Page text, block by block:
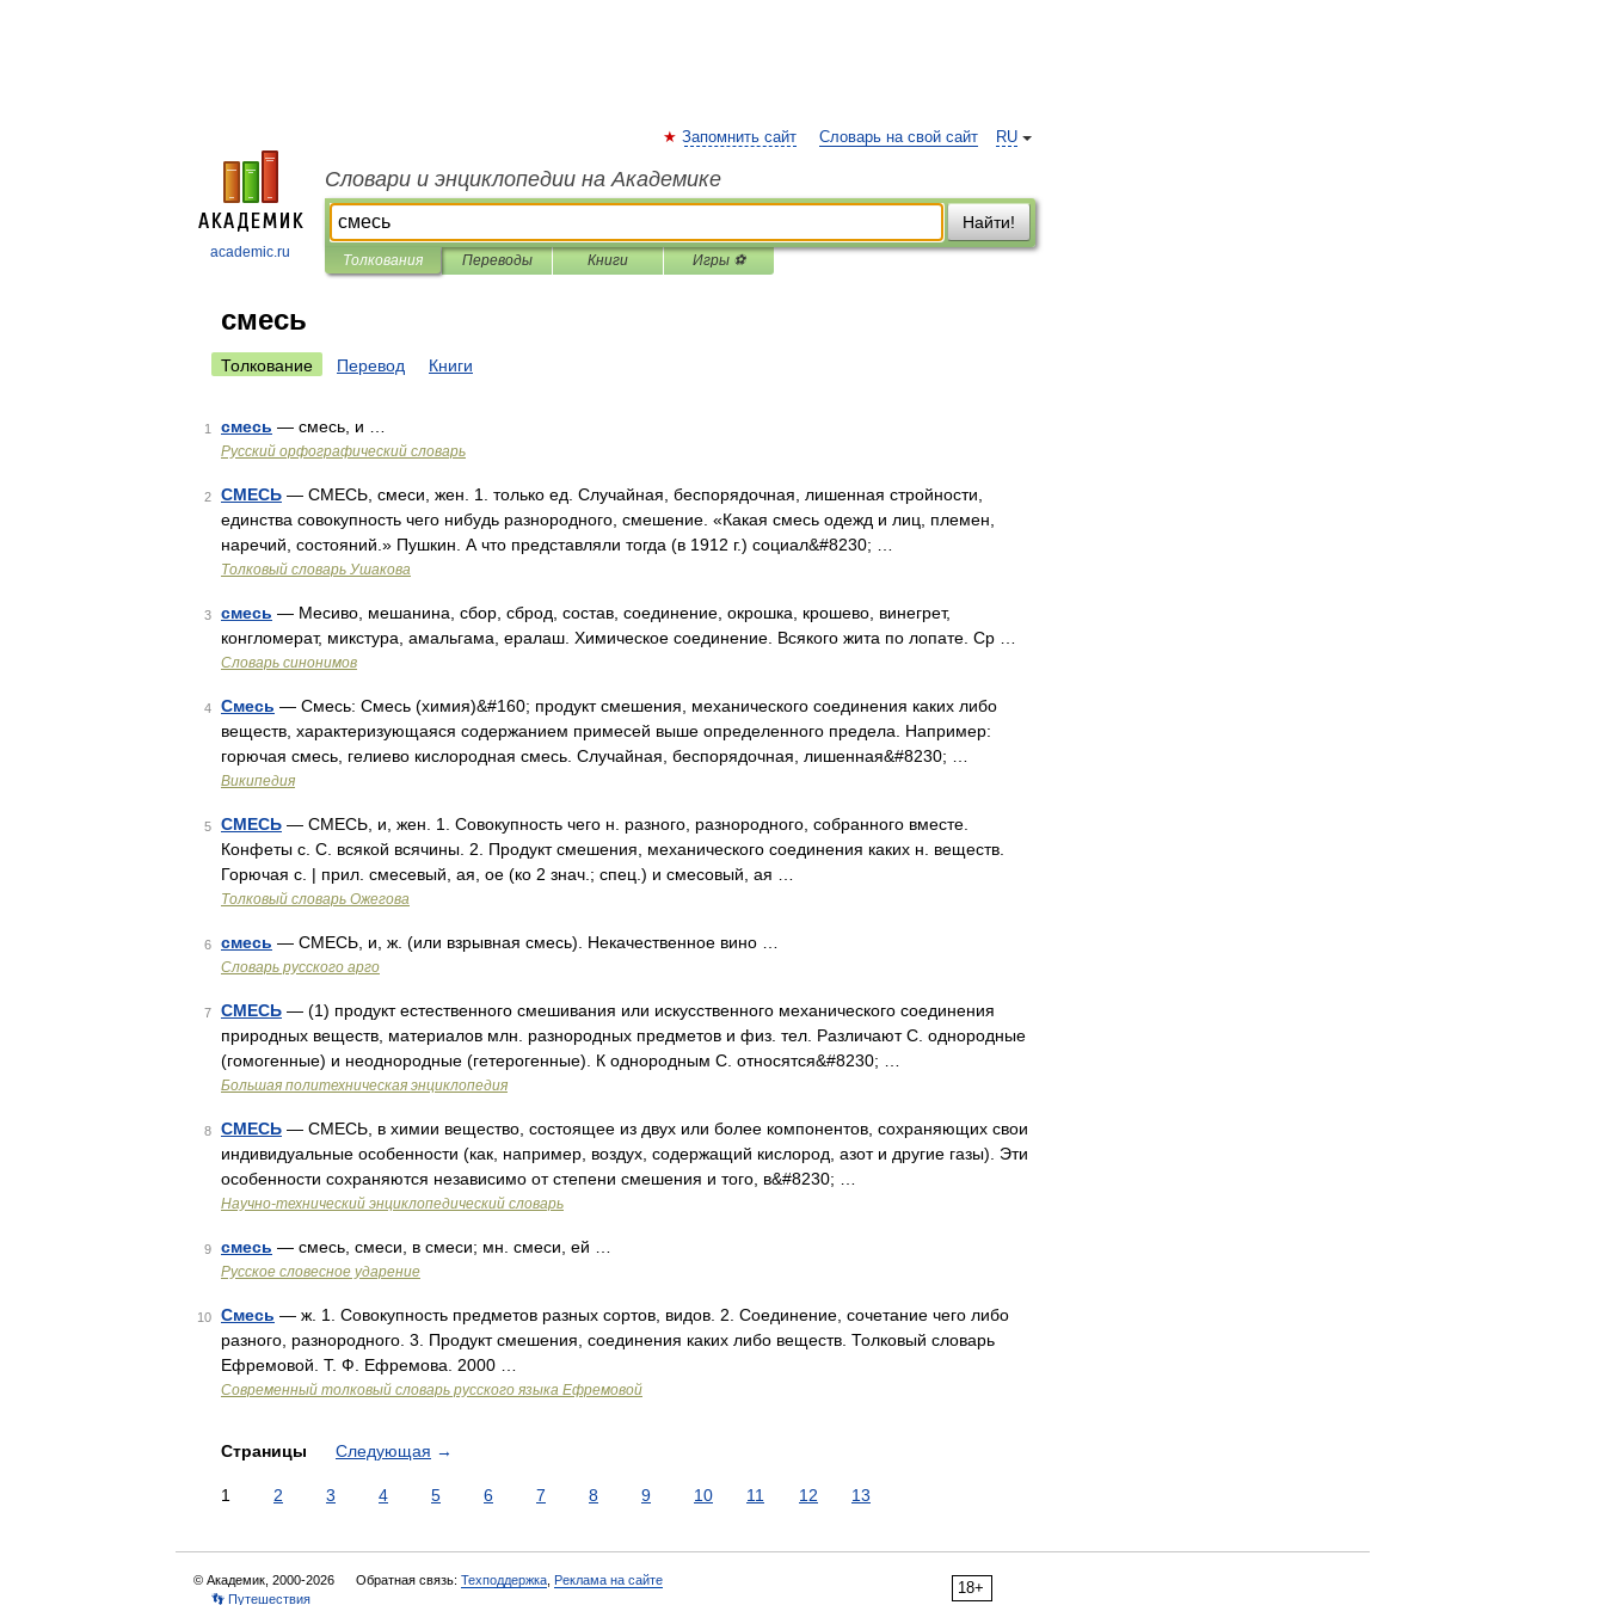
academic.ru
RU
Запомнить сайт Словарь на свой сайт
Словари и энциклопедии на Академике
Найти!
Толкования Переводы Книги Игры ⚽
смесь
Толкование Перевод Книги
1 смесь — смесь, и …
Русский орфографический словарь
2 СМЕСЬ — СМЕСЬ, смеси, жен. 1. только ед. Случайная, беспорядочная, лишенная стройности,
единства совокупность чего нибудь разнородного, смешение. «Какая смесь одежд и лиц, племен,
наречий, состояний.» Пушкин. А что представляли тогда (в 1912 г.) социал&#8230; …
Толковый словарь Ушакова
3 смесь — Месиво, мешанина, сбор, сброд, состав, соединение, окрошка, крошево, винегрет,
конгломерат, микстура, амальгама, ералаш. Химическое соединение. Всякого жита по лопате. Ср …
Словарь синонимов
4 Смесь — Смесь: Смесь (химия)&#160; продукт смешения, механического соединения каких либо
веществ, характеризующаяся содержанием примесей выше определенного предела. Например:
горючая смесь, гелиево кислородная смесь. Случайная, беспорядочная, лишенная&#8230; …
Википедия
5 СМЕСЬ — СМЕСЬ, и, жен. 1. Совокупность чего н. разного, разнородного, собранного вместе.
Конфеты с. С. всякой всячины. 2. Продукт смешения, механического соединения каких н. веществ.
Горючая с. | прил. смесевый, ая, ое (ко 2 знач.; спец.) и смесовый, ая …
Толковый словарь Ожегова
6 смесь — СМЕСЬ, и, ж. (или взрывная смесь). Некачественное вино …
Словарь русского арго
7 СМЕСЬ — (1) продукт естественного смешивания или искусственного механического соединения
природных веществ, материалов млн. разнородных предметов и физ. тел. Различают С. однородные
(гомогенные) и неоднородные (гетерогенные). К однородным С. относятся&#8230; …
Большая политехническая энциклопедия
8 СМЕСЬ — СМЕСЬ, в химии вещество, состоящее из двух или более компонентов, сохраняющих свои
индивидуальные особенности (как, например, воздух, содержащий кислород, азот и другие газы). Эти
особенности сохраняются независимо от степени смешения и того, в&#8230; …
Научно-технический энциклопедический словарь
9 смесь — смесь, смеси, в смеси; мн. смеси, ей …
Русское словесное ударение
10 Смесь — ж. 1. Совокупность предметов разных сортов, видов. 2. Соединение, сочетание чего либо
разного, разнородного. 3. Продукт смешения, соединения каких либо веществ. Толковый словарь
Ефремовой. Т. Ф. Ефремова. 2000 …
Современный толковый словарь русского языка Ефремовой
Страницы Следующая →
1 2 3 4 5 6 7 8 9 10 11 12 13
18+
© Академик, 2000-2026 Обратная связь: Техподдержка Реклама на сайте
👣 Путешествия